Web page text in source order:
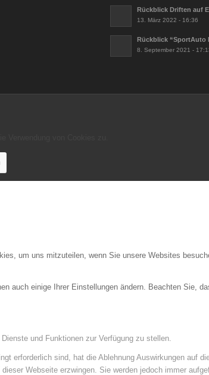
Rückblick Driften auf
13. März 2022 - 16:36
Rückblick “SportAuto
8. September 2021 -
um uns mitzuteilen, wenn Sie unsere Websites
auch einige Ihrer Einstellungen ändern. Beachten Sie,
und Funktionen zur Verfügung zu stellen.
erforderlich sind, hat die Ablehnung Auswirkungen auf
Webseite erzwingen. Sie werden jedoch immer